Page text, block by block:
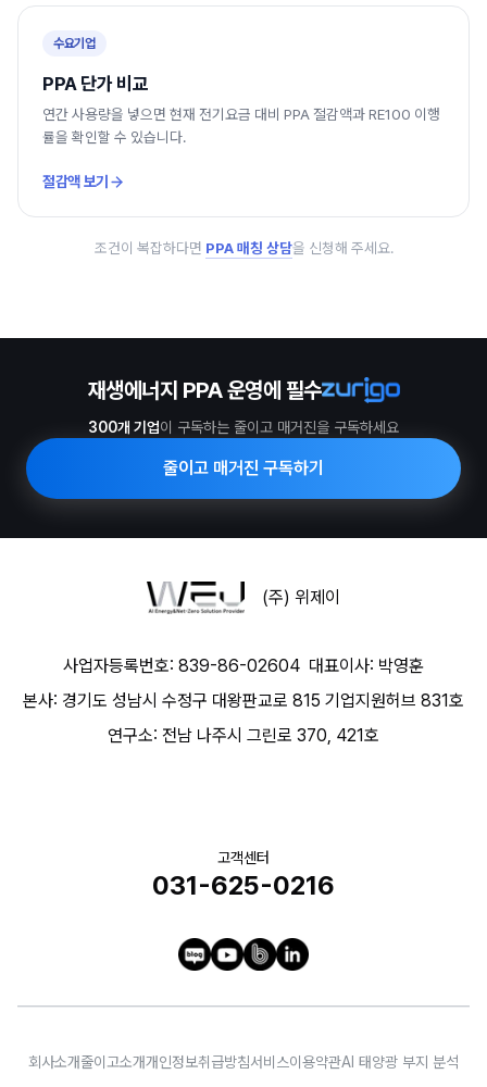
수요기업
PPA 단가 비교
연간 사용량을 넣으면 현재 전기요금 대비 PPA 절감액과 RE100 이행
률을 확인할 수 있습니다.
절감액 보기
조건이 복잡하다면 PPA 매칭 상담을 신청해 주세요.
재생에너지 PPA 운영에 필수
300개 기업이 구독하는 줄이고 매거진을 구독하세요
줄이고 매거진 구독하기
(주) 위제이
사업자등록번호: 839-86-02604 대표이사: 박영훈
본사: 경기도 성남시 수정구 대왕판교로 815 기업지원허브 831호
연구소: 전남 나주시 그린로 370, 421호
고객센터
031-625-0216
회사소개줄이고소개개인정보취급방침서비스이용약관AI 태양광 부지 분석